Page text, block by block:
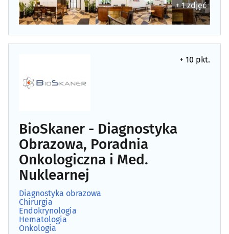
Osteopatia(2)
Poradnie noworodków i wcześniaków(6)
Poradnie różne - pozostałe (45)
Preluksacja (2)
Protetyczne usługi
+ 1 zdjęć
+ 10 pkt.
BioSkaner - Diagnostyka
Obrazowa, Poradnia
Onkologiczna i Med.
Nuklearnej
Diagnostyka obrazowa
Chirurgia
Endokrynologia
Hematologia
Onkologia